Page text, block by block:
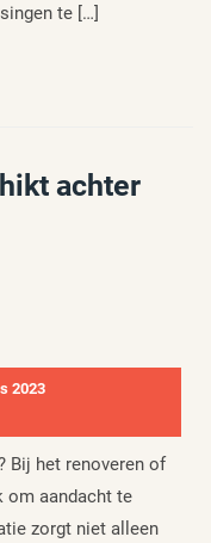
te […]
achter
2023
Bij het renoveren of
om aandacht te
zorgt niet alleen